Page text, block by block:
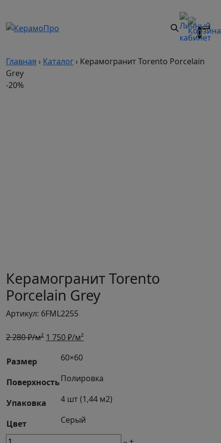
0
Главная › Каталог › Керамогранит Torento Porcelain
Grey
-20%
Керамогранит Torento
Porcelain Grey
Артикул: 6FML2255
2 280₽/м² Первоначальная
составляла
280 ₽/
1 750₽/м²
м².
Размер 60×60
ПоверхностьПолировка
Упаковка 4 шт (1,44 м2)
Цвет
Серый
М2